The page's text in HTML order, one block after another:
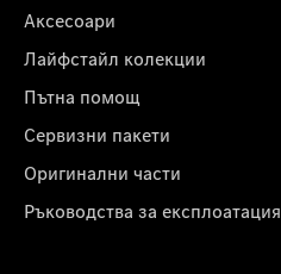
Аксесоари
Лайфстайл колекции
Пътна помощ
Сервизни пакети
Оригинални части
Ръководства за експлоатация